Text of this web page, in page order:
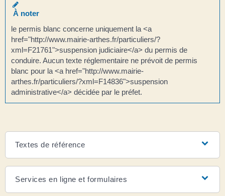
À noter
le permis blanc concerne uniquement la <a
href="http://www.mairie-arthes.fr/particuliers/?
xml=F21761">suspension judiciaire</a> du permis de
conduire. Aucun texte réglementaire ne prévoit de permis
blanc pour la <a href="http://www.mairie-
arthes.fr/particuliers/?xml=F14836">suspension
administrative</a> décidée par le préfet.
Textes de référence
Services en ligne et formulaires